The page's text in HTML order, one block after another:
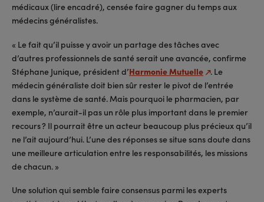
médicaux (lire encadré), censée faire gagner du temps aux
médecins généralistes.
« Le fait qu’il puisse y avoir un partage des tâches avec
d’autres professionnels de santé serait une avancée, confirme
Stéphane Junique, président d’Harmonie Mutuelle . Le
médecin généraliste doit bien sûr rester le pivot de l’entrée
dans le système de santé. Mais pourquoi le pharmacien, par
exemple, n’aurait-il pas un rôle plus important dans le premier
recours ? Il pourrait être un acteur beaucoup plus précieux qu’il
ne l’ait aujourd’hui. L’une des réponses se situe sans doute dans
une meilleure articulation entre les responsabilités, les missions
de chacun. »
Une solution qui semble faire consensus parmi les experts